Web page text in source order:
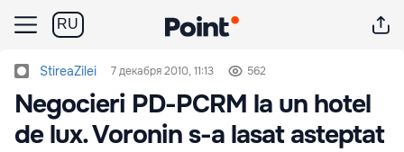
RU
StireaZilei 7 декабря 2010, 11:13 562
Negocieri PD-PCRM la un hotel
de lux. Voronin s-a lasat asteptat